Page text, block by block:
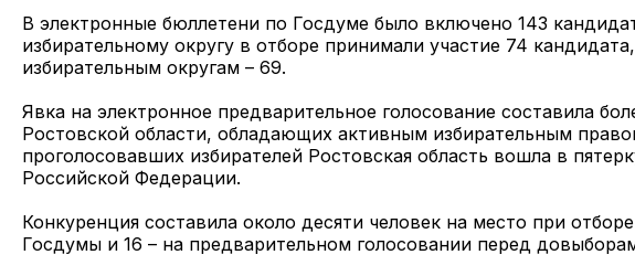
В электронные бюллетени по Госдуме было включено 143
избирательному округу в отборе принимали участие 74
избирательным округам – 69.
Явка на электронное предварительное голосование составила
Ростовской области, обладающих активным избирательным
проголосовавших избирателей Ростовская область вошла в
Российской Федерации.
Конкуренция составила около десяти человек на место при
Госдумы и 16 – на предварительном голосовании перед